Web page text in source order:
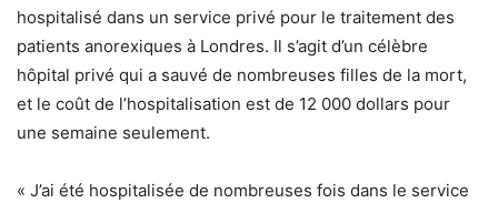
hospitalisé dans un service privé pour le traitement des
patients anorexiques à Londres. Il s’agit d’un célèbre
hôpital privé qui a sauvé de nombreuses filles de la mort,
et le coût de l’hospitalisation est de 12 000 dollars pour
une semaine seulement.
« J’ai été hospitalisée de nombreuses fois dans le service